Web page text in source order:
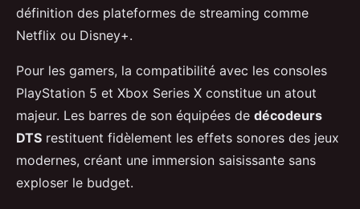
définition des plateformes de streaming comme
Netflix ou Disney+.
Pour les gamers, la compatibilité avec les consoles
PlayStation 5 et Xbox Series X constitue un atout
majeur. Les barres de son équipées de décodeurs
DTS restituent fidèlement les effets sonores des jeux
modernes, créant une immersion saisissante sans
exploser le budget.